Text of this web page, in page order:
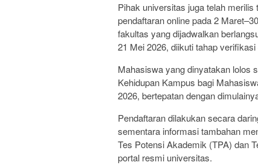
Pihak universitas juga telah
pendaftaran online pada 2
fakultas yang dijadwalkan
21 Mei 2026, diikuti tahap
Mahasiswa yang dinyatakan lolos
Kehidupan Kampus bagi
2026, bertepatan dengan
Pendaftaran dilakukan secara
sementara informasi tambahan
Tes Potensi Akademik (TPA) dan
portal resmi universitas.